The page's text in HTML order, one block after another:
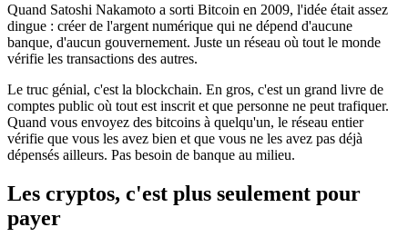
Quand Satoshi Nakamoto a sorti Bitcoin en 2009, l'idée était assez
dingue : créer de l'argent numérique qui ne dépend d'aucune
banque, d'aucun gouvernement. Juste un réseau où tout le monde
vérifie les transactions des autres.
Le truc génial, c'est la blockchain. En gros, c'est un grand livre de
comptes public où tout est inscrit et que personne ne peut trafiquer.
Quand vous envoyez des bitcoins à quelqu'un, le réseau entier
vérifie que vous les avez bien et que vous ne les avez pas déjà
dépensés ailleurs. Pas besoin de banque au milieu.
Les cryptos, c'est plus seulement pour
payer